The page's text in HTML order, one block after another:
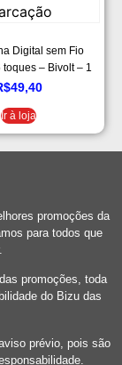
Digital sem Fio
toques – Bivolt – 1
+ 1 Acionador + 1
até 100m –
Branco
49,40
Ir à loja
promoções da
para todos que
promoções, toda
do Bizu das
prévio, pois são